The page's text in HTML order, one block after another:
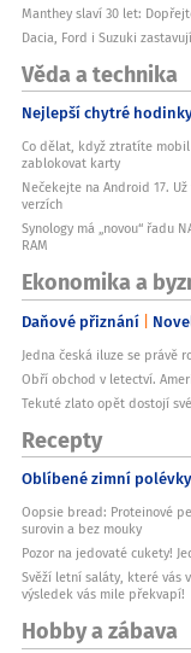
Manthey slaví 30 let:
Dacia, Ford i Suzuki
Věda a technika
Nejlepší chytré
Co dělat, když ztratíte
zablokovat karty
Nečekejte na Android 17.
verzích
Synology má „novou“ řadu
RAM
Ekonomika a
Daňové přiznání
Jedna česká iluze se právě
Obří obchod v letectví.
Tekuté zlato opět dostojí
Recepty
Oblíbené zimní polévky
Oopsie bread: Proteinové
surovin a bez mouky
Pozor na jedovaté cukety!
Svěží letní saláty, které vás
výsledek vás mile překvapí!
Hobby a zábava